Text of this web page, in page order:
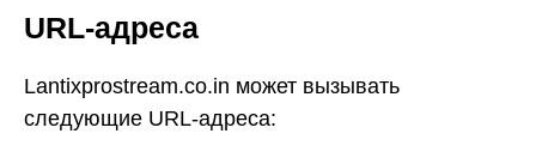
URL-адреса
Lantixprostream.co.in может вызывать
следующие URL-адреса: